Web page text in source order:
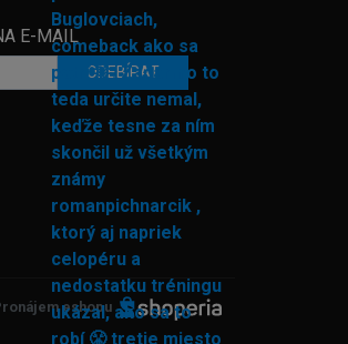
E-MAIL
ODEBÍRAT
eshopu